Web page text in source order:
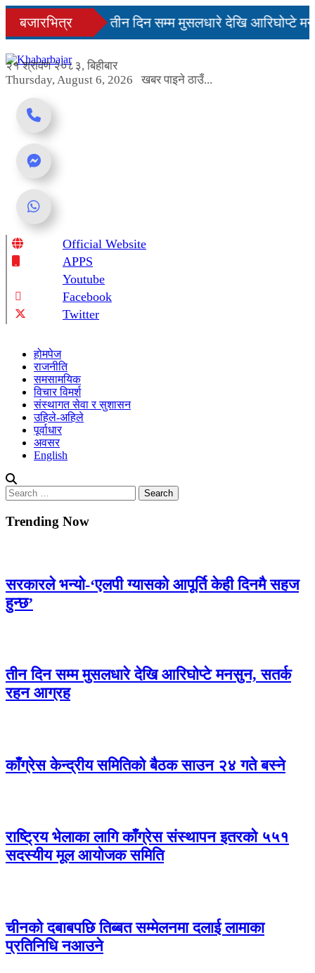
Skip
content
बजारभित्र
सहज हुन्छ’
तीन दिन सम्म मुसलधारे देखि आरिघोप्टे
२१ श्रावण २०८३, बिहीबार
Thursday, August 6, 2026
खबर पाइने ठाउँ...
Online News Portal
Official Website
APPS
Youtube
Facebook
Twitter
होमपेज
राजनीति
समसामयिक
विचार विमर्श
संस्थागत सेवा र सुशासन
उहिले-अहिले
पूर्वाधार
अवसर
English
Search
for:
Trending Now
सरकारले भन्यो-‘एलपी ग्यासको आपूर्ति केही दिनमै सहज
हुन्छ’
तीन दिन सम्म मुसलधारे देखि आरिघोप्टे मनसुन, सतर्क
रहन आग्रह
काँग्रेस केन्द्रीय समितिको बैठक साउन २४ गते बस्ने
राष्ट्रिय भेलाका लागि काँग्रेस संस्थापन इतरको ५५१
सदस्यीय मूल आयोजक समिति
चीनको दबाबपछि तिब्बत सम्मेलनमा दलाई लामाका
प्रतिनिधि नआउने